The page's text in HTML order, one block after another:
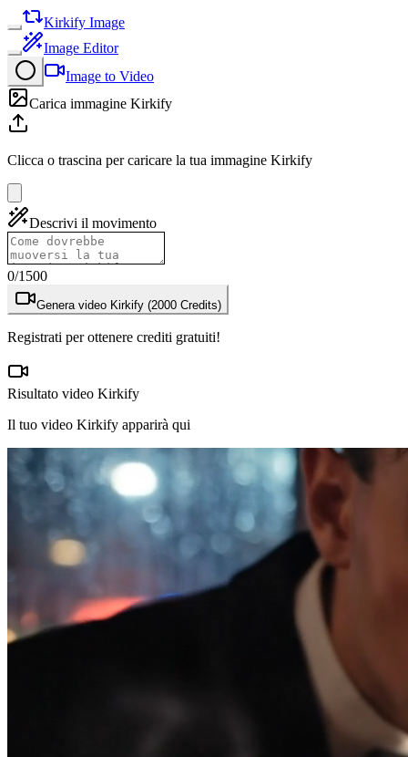
Kirkify Image
Image Editor
Image to Video
Carica immagine Kirkify
Clicca o trascina per caricare la tua immagine Kirkify
Descrivi il movimento
0/1500
Genera video Kirkify (2000 Credits)
Registrati per ottenere crediti gratuiti!
Risultato video Kirkify
Il tuo video Kirkify apparirà qui